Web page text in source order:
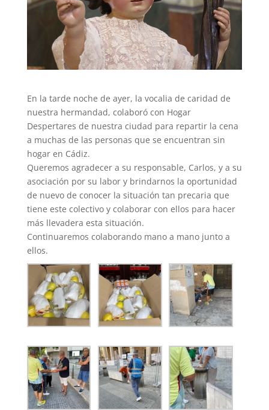
En la tarde noche de ayer, la vocalia de caridad de
nuestra hermandad, colaboró con Hogar
Despertares de nuestra ciudad para repartir la cena
a muchas de las personas que se encuentran sin
hogar en Cádiz.
Queremos agradecer a su responsable, Carlos, y a su
asociación por su labor y brindarnos la oportunidad
de nuevo de conocer la situación tan precaria que
tiene este colectivo y colaborar con ellos para hacer
más llevadera esta situación.
Continuaremos colaborando mano a mano junto a
ellos.